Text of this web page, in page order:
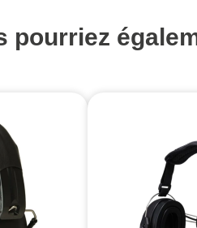
pourriez